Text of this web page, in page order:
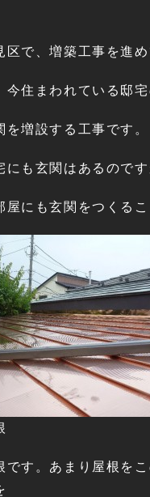
区で、増築工事を進め
今住まわれている邸
を増設する工事です。
にも玄関はあるので
屋にも玄関をつくる
です。あまり屋根を